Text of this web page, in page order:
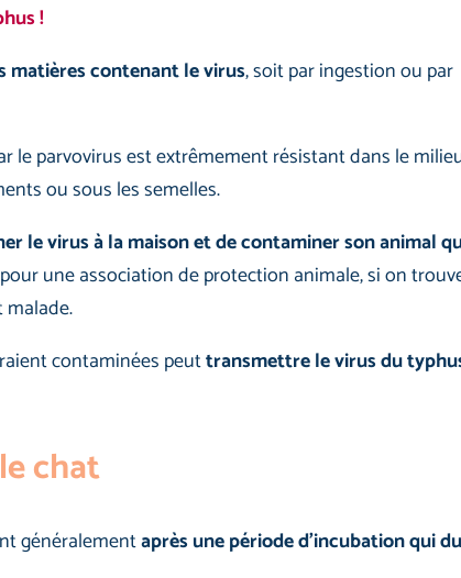
!
matières contenant le virus, soit par ingestion ou par
le parvovirus est extrêmement résistant dans le
ou sous les semelles.
le virus à la maison et de contaminer son animal
une association de protection animale, si on
malade.
contaminées peuttransmettre le virus du
chat
généralementaprès une période d’incubation qui